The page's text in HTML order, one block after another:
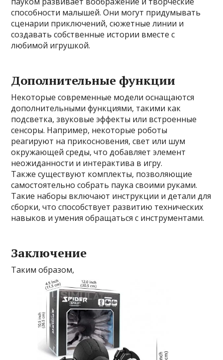
способности малышей. Они могут придумывать
сценарии приключений, сюжетные линии и
создавать собственные истории вместе с
любимой игрушкой.
Дополнительные функции
Некоторые современные модели оснащаются
дополнительными функциями, такими как
подсветка, звуковые эффекты или встроенные
сенсоры. Например, некоторые роботы
реагируют на прикосновения, свет или шум
окружающей среды, что добавляет элемент
неожиданности и интерактива в игру.
Также существуют комплекты, позволяющие
самостоятельно собрать паука своими руками.
Такие наборы включают инструкции и детали для
сборки, что способствует развитию технических
навыков и умения обращаться с инструментами.
Заключение
Таким образом,